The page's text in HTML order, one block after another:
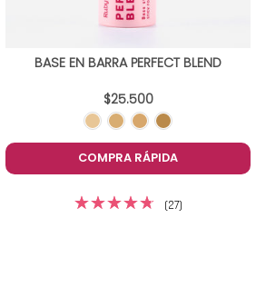
BASE EN BARRA PERFECT BLEND
$25.500
COMPRA RÁPIDA
(27)